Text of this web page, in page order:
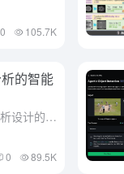
0 105.7K
的智能
综合介绍 MedRAX是一个专为胸部X光片（CXR）分析设计的先进AI智能体。它集成了最先进的CXR分析工具和多模态大语言模型，能够动态处理复杂的医学查询，而无需额外训练。MedRAX通过其模块化设计...
0 89.5K